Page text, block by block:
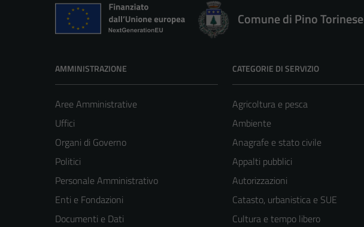
Comune di Pino Torinese
AMMINISTRAZIONE
Aree Amministrative
Uffici
Organi di Governo
Politici
Personale Amministrativo
Enti e Fondazioni
Documenti e Dati
CATEGORIE DI SERVIZIO
Agricoltura e pesca
Ambiente
Anagrafe e stato civile
Appalti pubblici
Autorizzazioni
Catasto, urbanistica e SUE
Cultura e tempo libero